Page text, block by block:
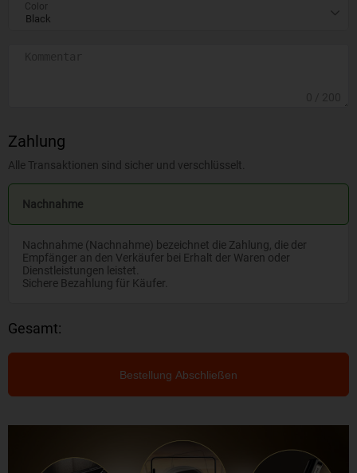
Color
Zahlung
Alle Transaktionen sind sicher und verschlüsselt.
Nachnahme
Nachnahme (Nachnahme) bezeichnet die Zahlung, die der
Empfänger an den Verkäufer bei Erhalt der Waren oder
Dienstleistungen leistet.
Sichere Bezahlung für Käufer.
Gesamt:
Bestellung Abschließen